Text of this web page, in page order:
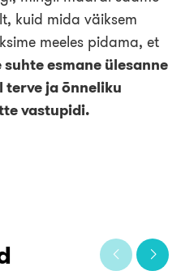
kuid mida väiksem
meeles pidama, et
esmane ülesanne
terve ja õnneliku
vastupidi.